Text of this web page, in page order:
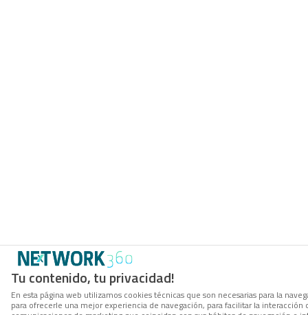
Tu contenido, tu privacidad!
En esta página web utilizamos cookies técnicas que son necesarias para la
para ofrecerle una mejor experiencia de navegación, para facilitar la